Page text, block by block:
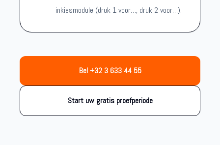
inkiesmodule (druk 1 voor…, druk 2 voor…).
Bel +32 3 633 44 55
Start uw gratis proefperiode